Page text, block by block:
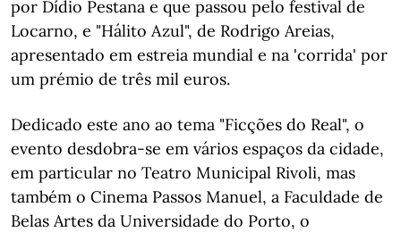
por Dídio Pestana e que passou pelo festival de
Locarno, e "Hálito Azul", de Rodrigo Areias,
apresentado em estreia mundial e na 'corrida' por
um prémio de três mil euros.
Dedicado este ano ao tema "Ficções do Real", o
evento desdobra-se em vários espaços da cidade,
em particular no Teatro Municipal Rivoli, mas
também o Cinema Passos Manuel, a Faculdade de
Belas Artes da Universidade do Porto, o